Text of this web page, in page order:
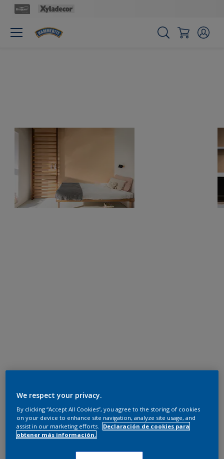
We respect your privacy.
By clicking “Accept All Cookies”, you agree to the storing of cookies
on your device to enhance site navigation, analyze site usage, and
assist in our marketing efforts.
Declaración de cookies para
obtener más información.